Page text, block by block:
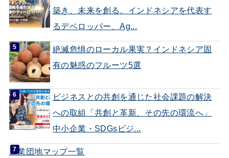
築き、未来を創る。インドネシアを代表す
るデベロッパー、Ag...
絶滅危惧のローカル果実？インドネシア固
有の魅惑のフルーツ5選
ビジネスとの共創を通じた社会課題の解決
への取組「共創と革新、その先の環流へ」
中小企業・SDGsビジ...
工業団地マップ一覧